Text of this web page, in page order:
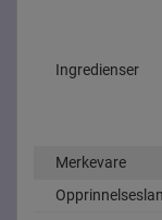
Ingredienser
Merkevare